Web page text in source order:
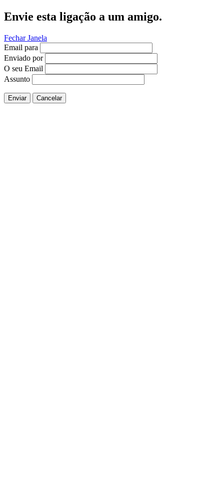
Envie esta ligação a um amigo.
Fechar Janela
Email para
Enviado por
O seu Email
Assunto
Enviar Cancelar